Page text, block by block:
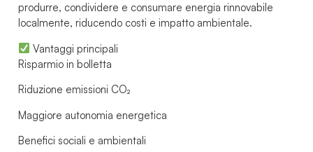
produrre, condividere e consumare energia rinnovabile
localmente, riducendo costi e impatto ambientale.
Vantaggi principali
Risparmio in bolletta
Riduzione emissioni CO₂
Maggiore autonomia energetica
Benefici sociali e ambientali